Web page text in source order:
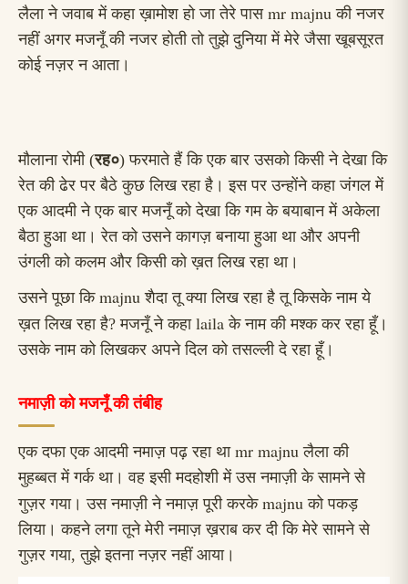
लैला ने जवाब में कहा ख़ामोश हो जा तेरे पासmr majnuकी नजर
नहीं अगर मजनूँ की नजर होती तो तुझे दुनिया में मेरे जैसा खूबसूरत
कोई नज़र न आता।
मौलाना रोमी (रह०) फरमाते हैं कि एक बार उसको किसी ने देखा कि
रेत की ढेर पर बैठे कुछ लिख रहा है। इस पर उन्होंने कहा जंगल में
एक आदमी ने एक बार मजनूँ को देखा कि गम के बयाबान में अकेला
बैठा हुआ था। रेत को उसने कागज़ बनाया हुआ था और अपनी
उंगली को कलम और किसी को ख़त लिख रहा था।
उसने पूछा कि majnuशैदा तू क्या लिख रहा है तू किसके नाम ये
ख़त लिख रहा है? मजनूँ ने कहाlaila के नाम की मश्क कर रहा हूँ।
उसके नाम को लिखकर अपने दिल को तसल्ली दे रहा हूँ।
नमाज़ी को मजनूँ की तंबीह
एक दफा एक आदमी नमाज़ पढ़ रहा था mr majnu लैला की
मुहब्बत में गर्क था। वह इसी मदहोशी में उस नमाज़ी के सामने से
गुज़र गया। उस नमाज़ी ने नमाज़ पूरी करकेmajnu को पकड़
लिया। कहने लगा तूने मेरी नमाज़ ख़राब कर दी कि मेरे सामने से
गुज़र गया, तुझे इतना नज़र नहीं आया।